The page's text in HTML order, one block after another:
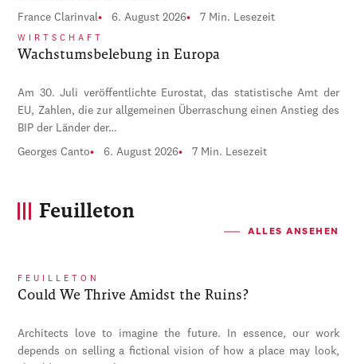
France Clarinval 6. August 2026 7 Min. Lesezeit
WIRTSCHAFT
Wachstumsbelebung in Europa
Am 30. Juli veröffentlichte Eurostat, das statistische Amt der
EU, Zahlen, die zur allgemeinen Überraschung einen Anstieg des
BIP der Länder der…
Georges Canto 6. August 2026 7 Min. Lesezeit
Feuilleton
ALLES ANSEHEN
FEUILLETON
Could We Thrive Amidst the Ruins?
Architects love to imagine the future. In essence, our work
depends on selling a fictional vision of how a place may look,